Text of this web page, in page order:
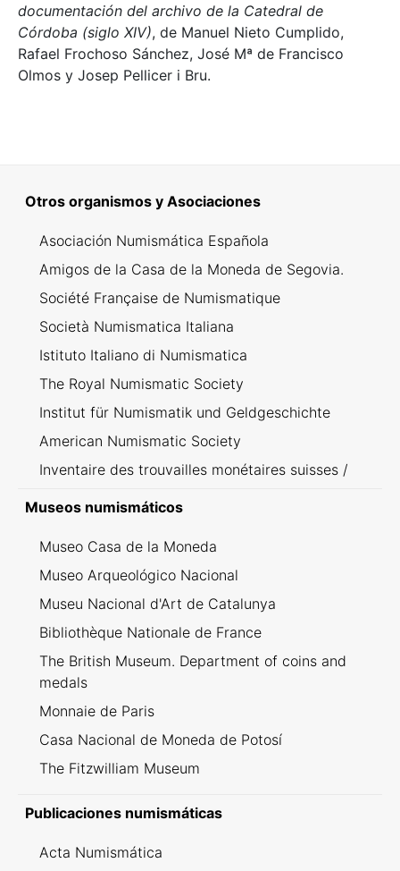
documentación del archivo de la Catedral de
Córdoba (siglo XIV), de Manuel Nieto Cumplido,
Rafael Frochoso Sánchez, José Mª de Francisco
Olmos y Josep Pellicer i Bru.
Otros organismos y Asociaciones
Asociación Numismática Española
Amigos de la Casa de la Moneda de Segovia.
Société Française de Numismatique
Società Numismatica Italiana
Istituto Italiano di Numismatica
The Royal Numismatic Society
Institut für Numismatik und Geldgeschichte
American Numismatic Society
Inventaire des trouvailles monétaires suisses /
Museos numismáticos
Museo Casa de la Moneda
Museo Arqueológico Nacional
Museu Nacional d'Art de Catalunya
Bibliothèque Nationale de France
The British Museum. Department of coins and
medals
Monnaie de Paris
Casa Nacional de Moneda de Potosí
The Fitzwilliam Museum
Publicaciones numismáticas
Acta Numismática